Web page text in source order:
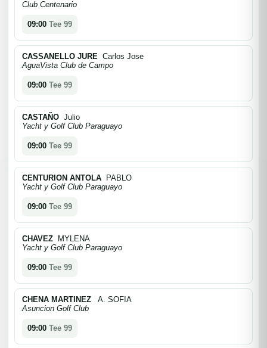
Club Centenario
09:00 Tee 99
CASSANELLO JURE Carlos Jose
AguaVista Club de Campo
09:00 Tee 99
CASTAÑO Julio
Yacht y Golf Club Paraguayo
09:00 Tee 99
CENTURION ANTOLA PABLO
Yacht y Golf Club Paraguayo
09:00 Tee 99
CHAVEZ MYLENA
Yacht y Golf Club Paraguayo
09:00 Tee 99
CHENA MARTINEZ A. SOFIA
Asuncion Golf Club
09:00 Tee 99